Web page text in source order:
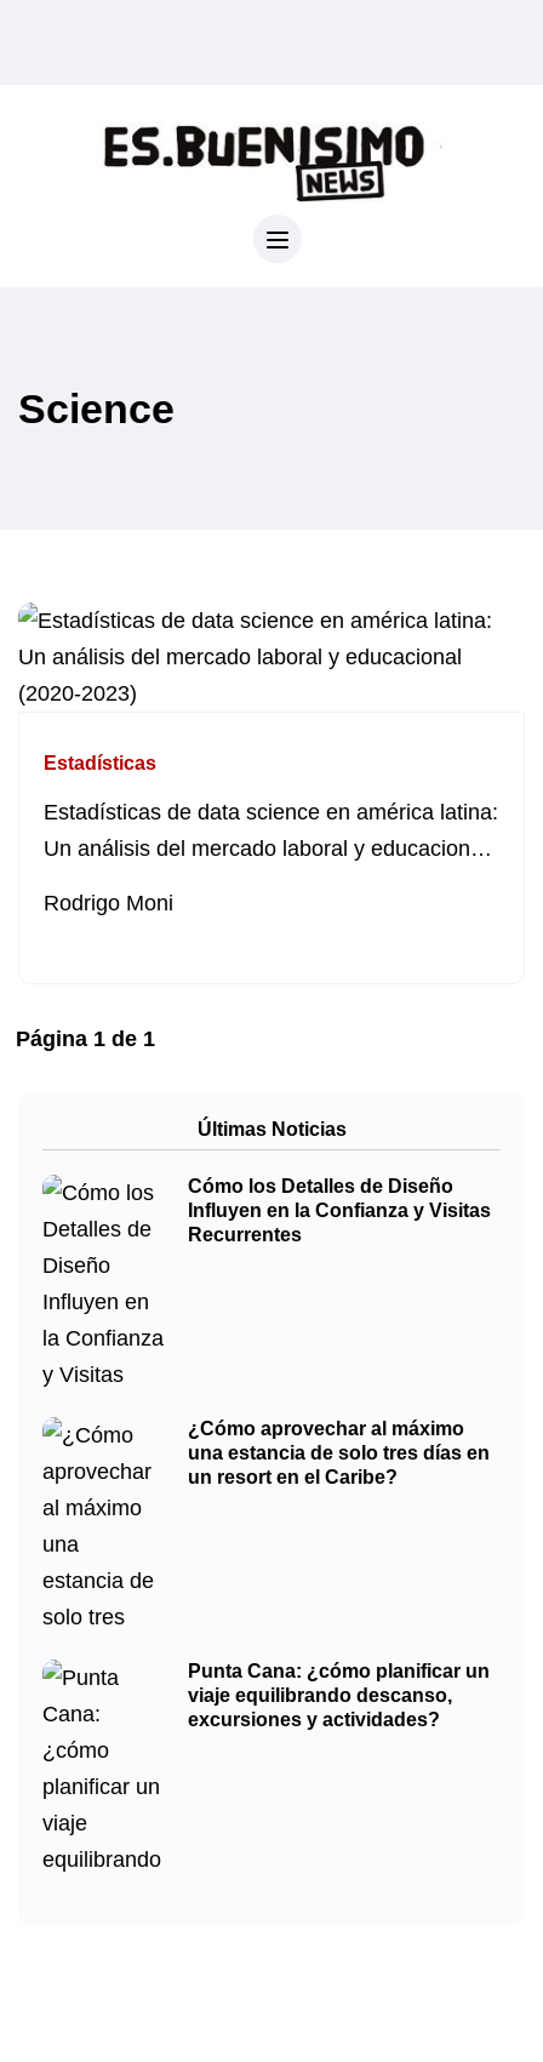
Science
Estadísticas
Estadísticas de data science en américa latina:
Un análisis del mercado laboral y educacional
Rodrigo Moni
Página 1 de 1
Últimas Noticias
Cómo los Detalles de Diseño
Influyen en la Confianza y Visitas
Recurrentes
¿Cómo aprovechar al máximo
una estancia de solo tres días en
un resort en el Caribe?
Punta Cana: ¿cómo planificar un
viaje equilibrando descanso,
excursiones y actividades?